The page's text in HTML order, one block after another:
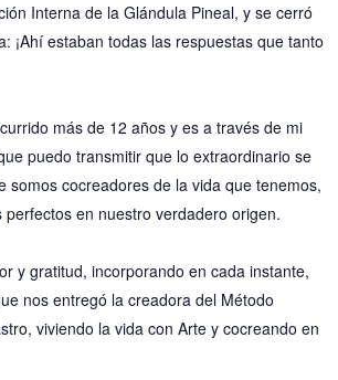
Interna de la Glándula Pineal, y se cerró
¡Ahí estaban todas las respuestas que tanto
más de 12 años y es a través de mi
puedo transmitir que lo extraordinario se
somos cocreadores de la vida que tenemos,
en nuestro verdadero origen.
y gratitud, incorporando en cada instante,
nos entregó la creadora del Método
viviendo la vida con Arte y cocreando en